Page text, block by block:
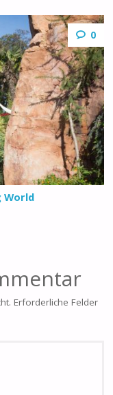
0
World
Erforderliche Felder